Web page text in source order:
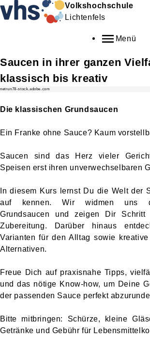
Volkshochschule
Lichtenfels
Menü
Saucen in ihrer ganzen
klassisch bis kreativ
netrun78-stock.adobe.com
Die klassischen Grundsaucen
Ein Franke ohne Sauce? Kaum
Saucen sind das Herz vieler
Speisen erst ihren unverwechselbaren
In diesem Kurs lernst Du die Welt der
auf kennen. Wir widmen uns
Grundsaucen und zeigen Dir
Zubereitung. Darüber hinaus
Varianten für den Alltag sowie
Alternativen.
Freue Dich auf praxisnahe Tipps,
und das nötige Know-how, um Deine
der passenden Sauce perfekt
Bitte mitbringen: Schürze, kleine
Getränke und Gebühr für